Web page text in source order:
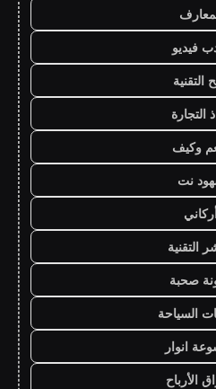
فيديو
التقنية
التجارة
وكيف
نت
التقنية
صحبة
السياحة
انوار
الأرباح